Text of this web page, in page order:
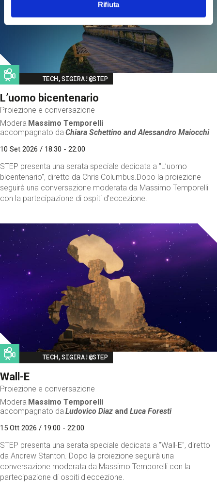
Rifiuta
Image
TECH,SIGIRA!@STEP
L’uomo bicentenario
Proiezione e conversazione
Modera Massimo Temporelli
accompagnato da Chiara Schettino andAlessandro Maiocchi
10 Set 2026 / 18:30 - 22:00
STEP presenta una serata speciale dedicata a "L’uomo
bicentenario", diretto da Chris Columbus.Dopo la proiezione
seguirà una conversazione moderata da Massimo Temporelli
con la partecipazione di ospiti d'eccezione.
Image
TECH,SIGIRA!@STEP
Wall-E
Proiezione e conversazione
Modera Massimo Temporelli
accompagnato da Ludovico Diaz andLuca Foresti
15 Ott 2026 / 19:00 - 22:00
STEP presenta una serata speciale dedicata a "Wall-E", diretto
da Andrew Stanton. Dopo la proiezione seguirà una
conversazione moderata da Massimo Temporelli con la
partecipazione di ospiti d'eccezione.